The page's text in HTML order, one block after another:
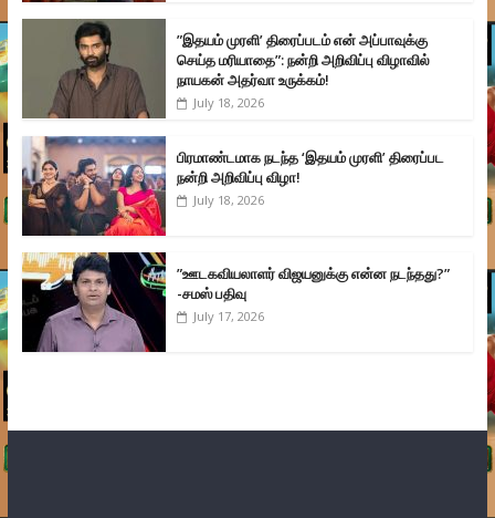
”இதயம் முரளி’ திரைப்படம் என் அப்பாவுக்கு
செய்த மரியாதை”: நன்றி அறிவிப்பு விழாவில்
நாயகன் அதர்வா உருக்கம்!
July 18, 2026
பிரமாண்டமாக நடந்த ‘இதயம் முரளி’ திரைப்பட
நன்றி அறிவிப்பு விழா!
July 18, 2026
”ஊடகவியலாளர் விஜயனுக்கு என்ன நடந்தது?”
-சமஸ் பதிவு
July 17, 2026